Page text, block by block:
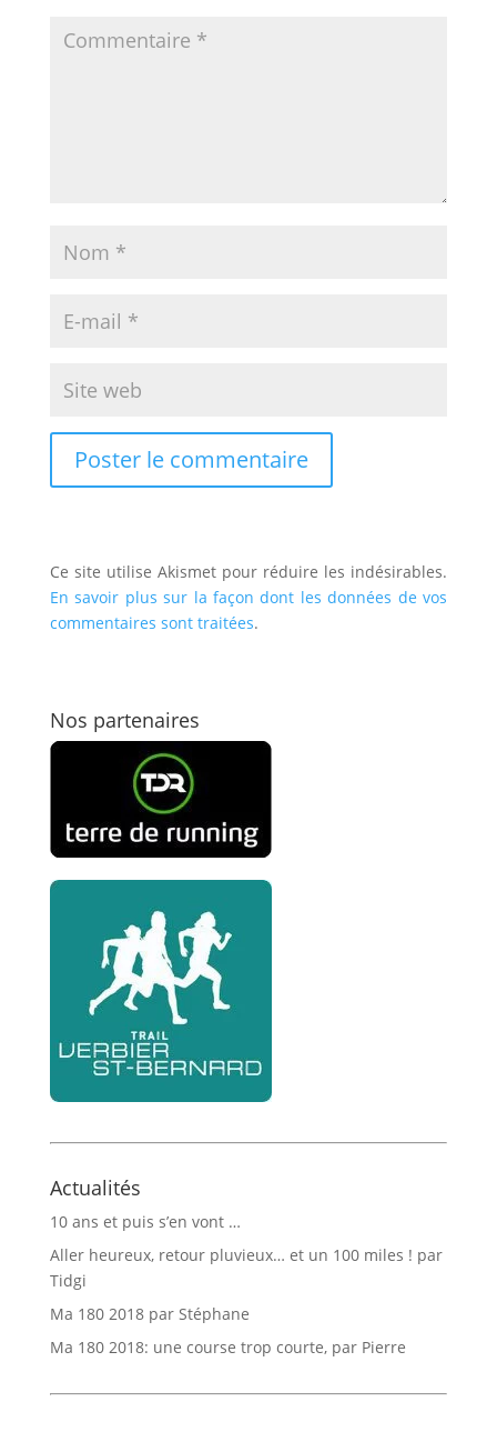
Ce site utilise Akismet pour réduire les indésirables.
En savoir plus sur la façon dont les données de vos
commentaires sont traitées.
Nos partenaires
Actualités
10 ans et puis s’en vont …
Aller heureux, retour pluvieux… et un 100 miles ! par
Tidgi
Ma 180 2018 par Stéphane
Ma 180 2018: une course trop courte, par Pierre